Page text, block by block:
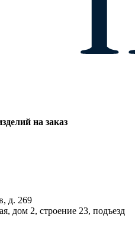
на заказ
д. 269
дом 2, строение 23, подъезд